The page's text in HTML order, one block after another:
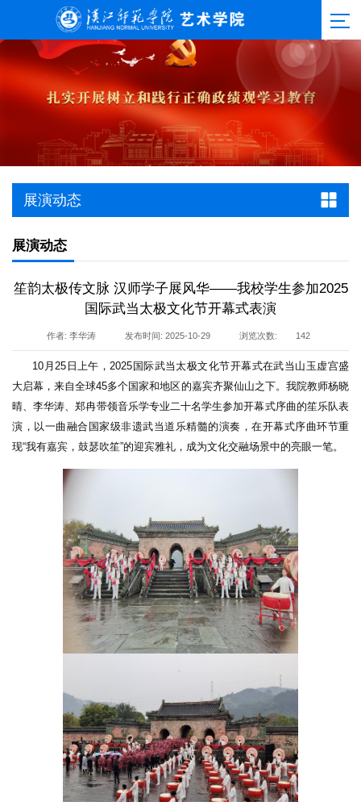
展演动态
展演动态
笙韵太极传文脉 汉师学子展风华——我校学生参加2025
国际武当太极文化节开幕式表演
作者: 李华涛 发布时间: 2025-10-29 浏览次数: 142
10月25日上午，2025国际武当太极文化节开幕式在武当山玉虚宫盛
大启幕，来自全球45多个国家和地区的嘉宾齐聚仙山之下。我院教师杨晓
晴、李华涛、郑冉带领音乐学专业二十名学生参加开幕式序曲的笙乐队表
演，以一曲融合国家级非遗武当道乐精髓的演奏，在开幕式序曲环节重
现“我有嘉宾，鼓瑟吹笙”的迎宾雅礼，成为文化交融场景中的亮眼一笔。